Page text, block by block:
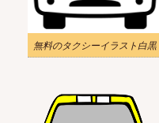
無料のタクシーイラスト白黒